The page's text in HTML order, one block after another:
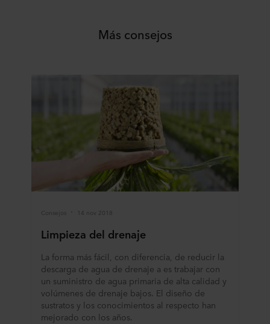
Más consejos
Consejos 14 nov 2018
Limpieza del drenaje
La forma más fácil, con diferencia, de reducir la
descarga de agua de drenaje a es trabajar con
un suministro de agua primaria de alta calidad y
volúmenes de drenaje bajos. El diseño de
sustratos y los conocimientos al respecto han
mejorado con los años.